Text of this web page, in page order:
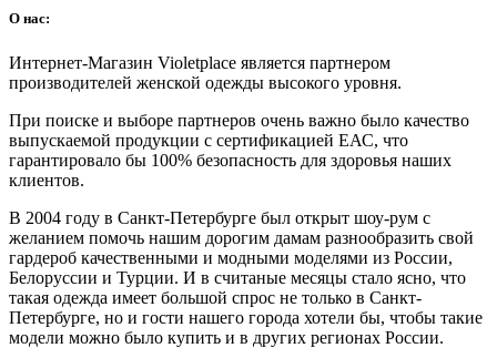
О нас:
Интернет-Магазин Violetplace является партнером
производителей женской одежды высокого уровня.
При поиске и выборе партнеров очень важно было качество
выпускаемой продукции с сертификацией ЕАС, что
гарантировало бы 100% безопасность для здоровья наших
клиентов.
В 2004 году в Санкт-Петербурге был открыт шоу-рум с
желанием помочь нашим дорогим дамам разнообразить свой
гардероб качественными и модными моделями из России,
Белоруссии и Турции. И в считаные месяцы стало ясно, что
такая одежда имеет большой спрос не только в Санкт-
Петербурге, но и гости нашего города хотели бы, чтобы такие
модели можно было купить и в других регионах России.